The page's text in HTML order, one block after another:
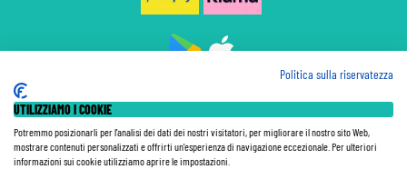
Assicurazione
Le Tariffe pubblicate si intendono per persona (p.p.) con Tasse e Diritti Portuali inclusi. Le quote di
Politica sulla riservatezza
UTILIZZIAMO I COOKIE
Potremmo posizionarli per l'analisi dei dati dei nostri visitatori, per migliorare il nostro sito Web,
mostrare contenuti personalizzati e offrirti un'esperienza di navigazione eccezionale. Per ulteriori
informazioni sui cookie utilizziamo aprire le impostazioni.